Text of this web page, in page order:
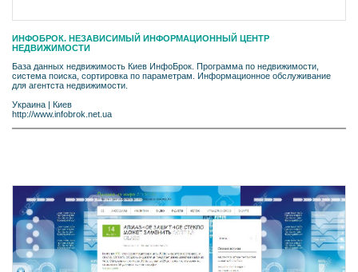
ИНФОБРОК. НЕЗАВИСИМЫЙ ИНФОРМАЦИОННЫЙ ЦЕНТР
НЕДВИЖИМОСТИ
База данных недвижимость Киев ИнфоБрок. Программа по недвижимости,
система поиска, сортировка по параметрам. Информационное обслуживание
для агентста недвижимости.
Украина | Киев
http://www.infobrok.net.ua